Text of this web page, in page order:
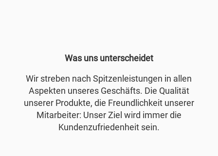
Was uns unterscheidet
Wir streben nach Spitzenleistungen in allen
Aspekten unseres Geschäfts. Die Qualität
unserer Produkte, die Freundlichkeit unserer
Mitarbeiter: Unser Ziel wird immer die
Kundenzufriedenheit sein.